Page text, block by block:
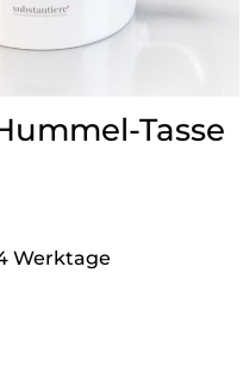
Tasse
Werktage